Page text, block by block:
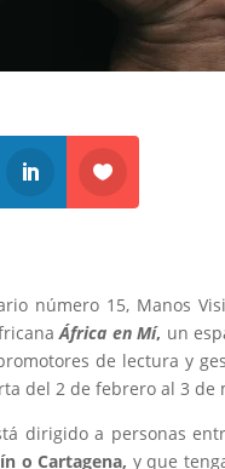
número 15, Manos
África en Mí, un
de lectura y
del 2 de febrero al 3 de
dirigido a personas
o Cartagena, y que